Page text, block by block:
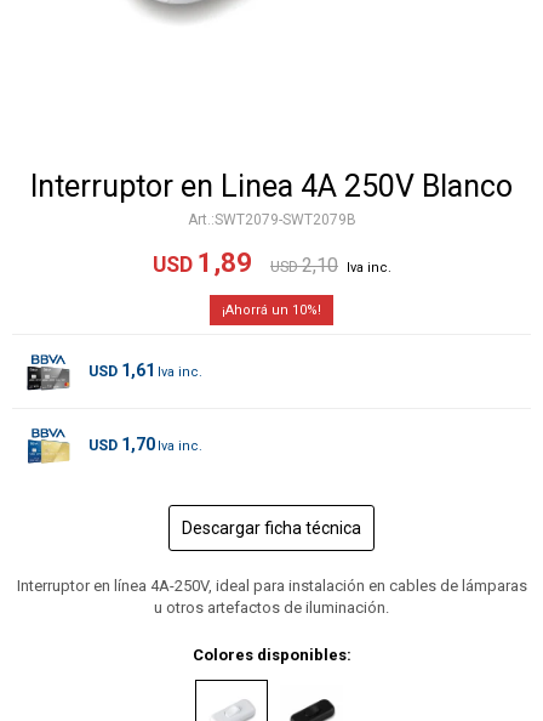
Interruptor en Linea 4A 250V Blanco
SWT2079-SWT2079B
USD 1,89 USD 2,10
10
USD 1,61
USD 1,70
Descargar ficha técnica
Interruptor en línea 4A-250V, ideal para instalación en cables de lámparas
u otros artefactos de iluminación.
Colores disponibles: